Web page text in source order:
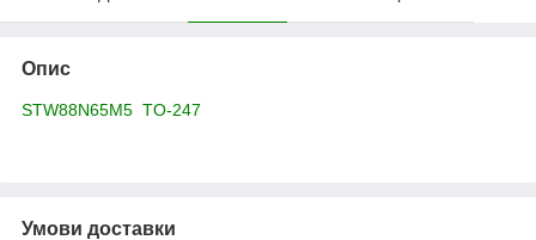
Опис
STW88N65M5 TO-247
Умови доставки